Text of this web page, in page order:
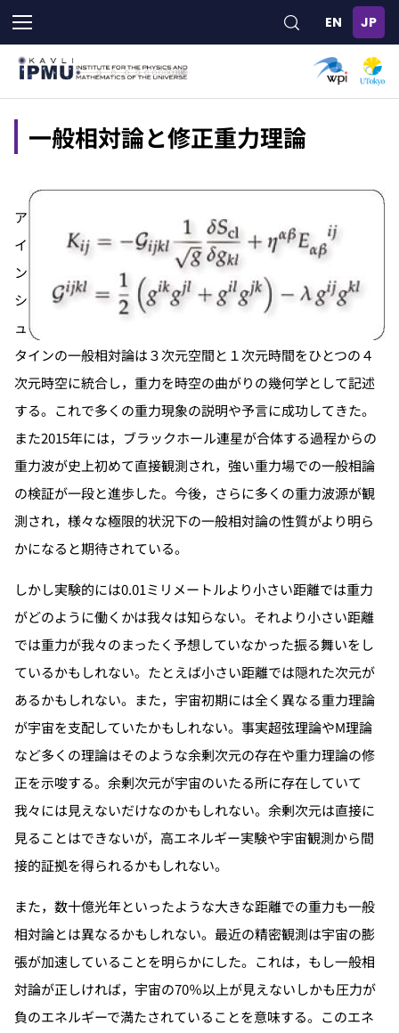
メ
イ
ン
一般相対論と修正重力理論
ア
イ
ン
シ
ュ
タインの一般相対論は３次元空間と１次元時間をひとつの４
次元時空に統合し，重力を時空の曲がりの幾何学として記述
する。これで多くの重力現象の説明や予言に成功してきた。
また2015年には，ブラックホール連星が合体する過程からの
重力波が史上初めて直接観測され，強い重力場での一般相論
の検証が一段と進歩した。今後，さらに多くの重力波源が観
測され，様々な極限的状況下の一般相対論の性質がより明ら
かになると期待されている。
しかし実験的には0.01ミリメートルより小さい距離では重力
がどのように働くかは我々は知らない。それより小さい距離
では重力が我々のまったく予想していなかった振る舞いをし
ているかもしれない。たとえば小さい距離では隠れた次元が
あるかもしれない。また，宇宙初期には全く異なる重力理論
が宇宙を支配していたかもしれない。事実超弦理論やM理論
など多くの理論はそのような余剰次元の存在や重力理論の修
正を示唆する。余剰次元が宇宙のいたる所に存在していて
我々には見えないだけなのかもしれない。余剰次元は直接に
見ることはできないが，高エネルギー実験や宇宙観測から間
接的証拠を得られるかもしれない。
また，数十億光年といったような大きな距離での重力も一般
相対論とは異なるかもしれない。最近の精密観測は宇宙の膨
張が加速していることを明らかにした。これは，もし一般相
対論が正しければ，宇宙の70％以上が見えないしかも圧力が
負のエネルギーで満たされていることを意味する。このエネ